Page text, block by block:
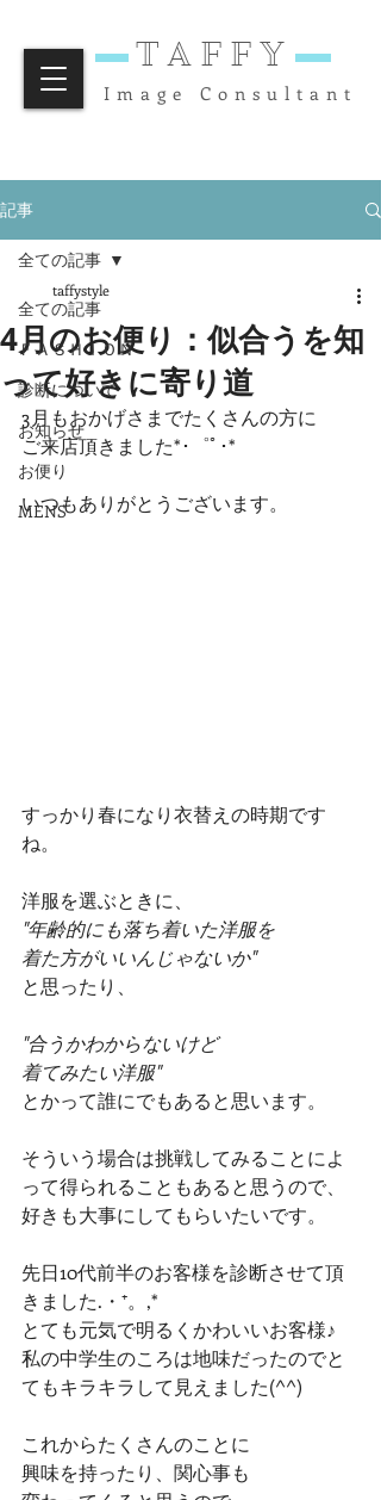
TAFFY
Image Consultant
記事
全ての記事
ＦＡＳＨＩＯＮ
診断について
お知らせ
お便り
MENS
全ての記事
4月のお便り：似合うを知
って好きに寄り道
taffystyle
3月もおかげさまでたくさんの方に
ご来店頂きました*･゜ﾟ･*
いつもありがとうございます。
すっかり春になり衣替えの時期です
ね。
洋服を選ぶときに、
"年齢的にも落ち着いた洋服を
着た方がいいんじゃないか"
と思ったり、
"合うかわからないけど
着てみたい洋服"
とかって誰にでもあると思います。
そういう場合は挑戦してみることによ
って得られることもあると思うので、
好きも大事にしてもらいたいです。
先日10代前半のお客様を診断させて頂
きました.・⁺。,*
とても元気で明るくかわいいお客様♪
私の中学生のころは地味だったのでと
てもキラキラして見えました(^^)
これからたくさんのことに
興味を持ったり、関心事も